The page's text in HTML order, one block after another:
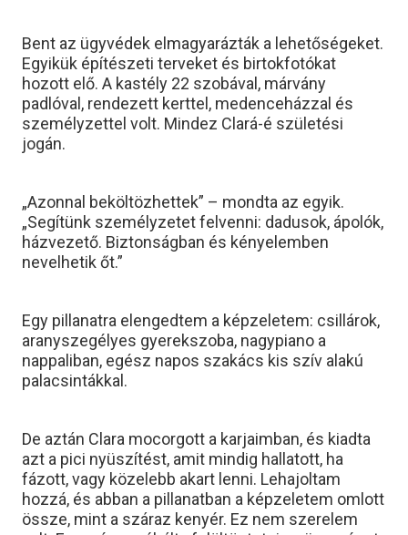
Bent az ügyvédek elmagyarázták a lehetőségeket.
Egyikük építészeti terveket és birtokfotókat
hozott elő. A kastély 22 szobával, márvány
padlóval, rendezett kerttel, medenceházzal és
személyzettel volt. Mindez Clará-é születési
jogán.
„Azonnal beköltözhettek” – mondta az egyik.
„Segítünk személyzetet felvenni: dadusok, ápolók,
házvezető. Biztonságban és kényelemben
nevelhetik őt.”
Egy pillanatra elengedtem a képzeletem: csillárok,
aranyszegélyes gyerekszoba, nagypiano a
nappaliban, egész napos szakács kis szív alakú
palacsintákkal.
De aztán Clara mocorgott a karjaimban, és kiadta
azt a pici nyüszítést, amit mindig hallatott, ha
fázott, vagy közelebb akart lenni. Lehajoltam
hozzá, és abban a pillanatban a képzeletem omlott
össze, mint a száraz kenyér. Ez nem szerelem